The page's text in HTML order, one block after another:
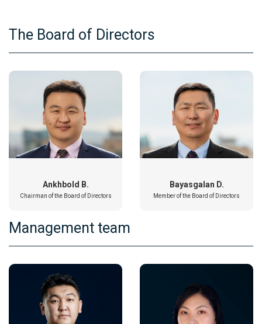
The Board of Directors
Ankhbold B.
Chairman of the Board of Directors
Bayasgalan D.
Member of the Board of Directors
Management team